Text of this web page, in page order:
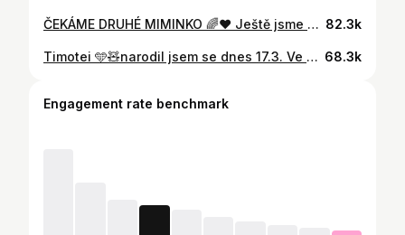
ČEKÁME DRUHÉ MIMINKO 🌈❤️ Ještě jsme se nepotkali, ale už tě tolik milujeme. Těšíme se na první objetí, první pohled, první smích. Až si spolu s Kyliánkem budete hrát a naplníte naše dny štěstím. S láskou Máma, táta a Kyliánek ❤️ 82.3k
Timotei 🩵🧸narodil jsem se dnes 17.3. Ve 3:00 ráno. 🕒 Vážím 3210 g ⚖️ a měřím 50 cm 📏 68.3k
Engagement rate benchmark